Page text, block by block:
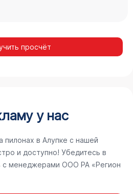
просчёт
у нас
в Алупке с нашей
и доступно! Убедитесь в
с менеджерами ООО РА «Регион